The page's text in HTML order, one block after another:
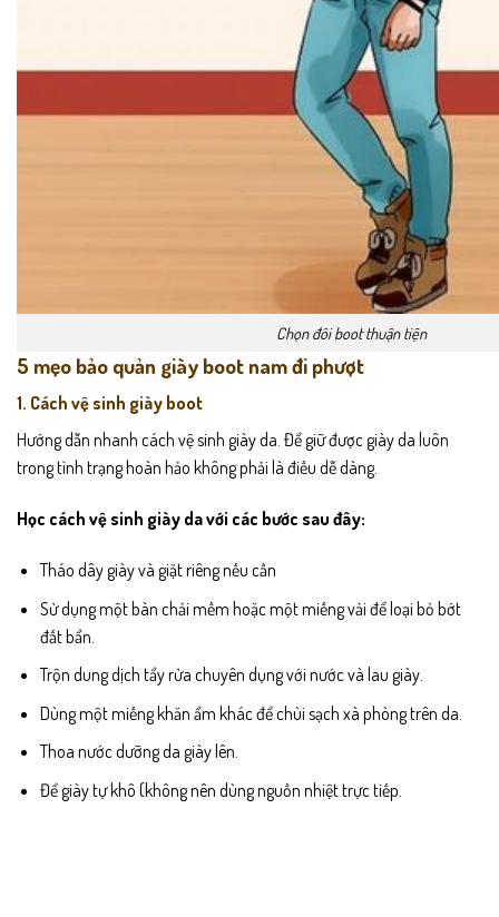
Chọn đôi boot thuận tiện
5 mẹo bảo quản giày boot nam đi phượt
1. Cách vệ sinh giày boot
Hướng dẫn nhanh cách vệ sinh giày da. Để giữ được giày da luôn
trong tình trạng hoàn hảo không phải là điều dễ dàng.
Học cách vệ sinh giày da với các bước sau đây:
Tháo dây giày và giặt riêng nếu cần
Sử dụng một bàn chải mềm hoặc một miếng vải để loại bỏ bớt
đất bẩn.
Trộn dung dịch tẩy rửa chuyên dụng với nước và lau giày.
Dùng một miếng khăn ẩm khác để chùi sạch xà phòng trên da.
Thoa nước dưỡng da giày lên.
Để giày tự khô (không nên dùng nguồn nhiệt trực tiếp.